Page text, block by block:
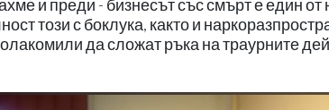
и преди - бизнесът със смърт е един
този с боклука, както и
да сложат ръка на траурните